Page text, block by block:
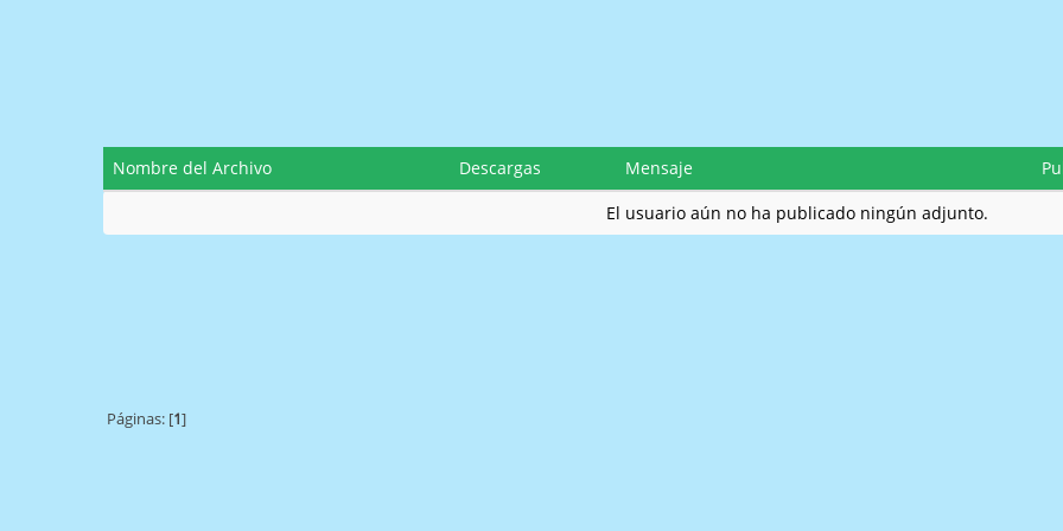
Nombre del Archivo Descargas Mensaje
El usuario aún no ha publicado ningún adjunto.
Páginas: [1]